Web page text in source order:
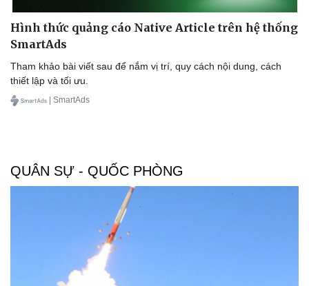
Hình thức quảng cáo Native Article trên hệ thống
SmartAds
Tham khảo bài viết sau để nắm vị trí, quy cách nội dung, cách
thiết lập và tối ưu.
| SmartAds
QUÂN SỰ - QUỐC PHÒNG